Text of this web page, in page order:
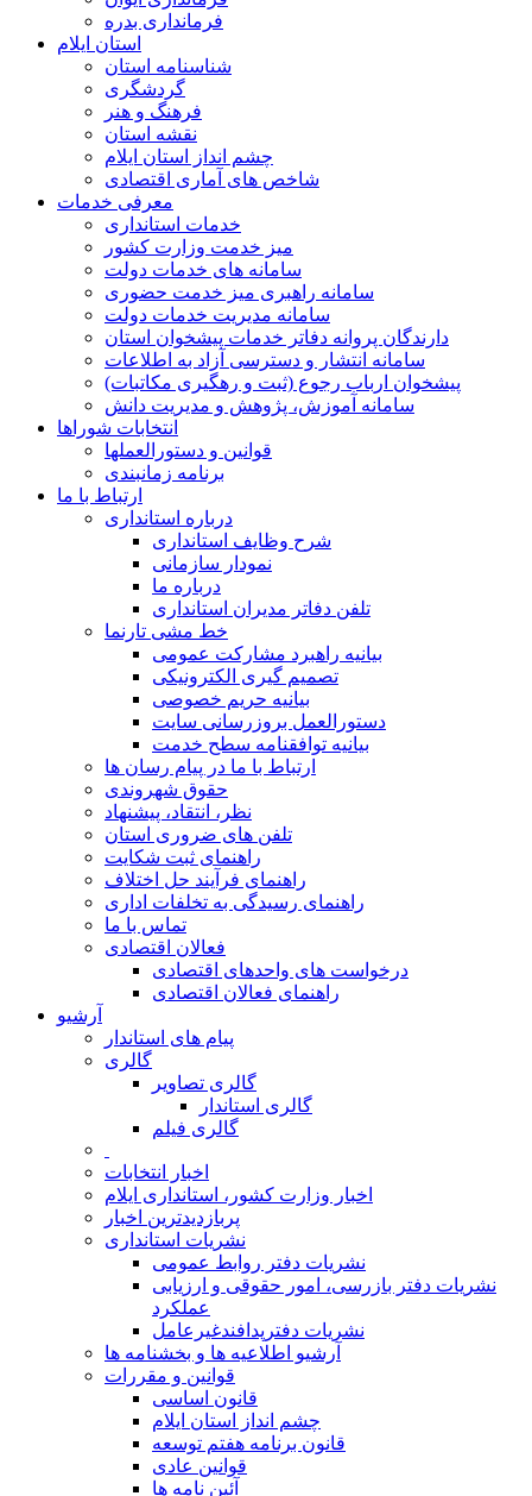
فرمانداری بدره
استان ایلام
شناسنامه استان
گردشگری
فرهنگ و هنر
نقشه استان
چشم انداز استان ایلام
شاخص های آماری اقتصادی
معرفی خدمات
خدمات استانداری
میز خدمت وزارت کشور
سامانه های خدمات دولت
سامانه راهبری میز خدمت حضوری
سامانه مدیریت خدمات دولت
دارندگان پروانه دفاتر خدمات پیشخوان استان
سامانه انتشار و دسترسی آزاد به اطلاعات
پیشخوان ارباب رجوع (ثبت و رهگیری مکاتبات)
سامانه آموزش، پژوهش و مدیریت دانش
انتخابات شوراها
قوانین و دستورالعملها
برنامه زمانبندی
ارتباط با ما
درباره استانداری
شرح وظایف استانداری
نمودار سازمانی
درباره ما
تلفن دفاتر مدیران استانداری
خط مشی تارنما
بیانیه راهبرد مشارکت عمومی
تصمیم گیری الکترونیکی
بیانیه حریم خصوصی
دستورالعمل بروزرسانی سایت
بیانیه توافقنامه سطح خدمت
ارتباط با ما در پیام رسان ها
حقوق شهروندی
نظر، انتقاد، پیشنهاد
تلفن های ضروری استان
راهنمای ثبت شکایت
راهنمای فرآیند حل اختلاف
راهنمای رسیدگی به تخلفات اداری
تماس با ما
فعالان اقتصادی
درخواست های واحدهای اقتصادی
راهنمای فعالان اقتصادی
آرشیو
پیام های استاندار
گالری
گالری تصاویر
گالری استاندار
گالری فیلم
اخبار انتخابات
اخبار وزارت کشور، استانداری ایلام
پربازدیدترین اخبار
نشریات استانداری
نشریات دفتر روابط عمومی
نشريات دفتر بازرسی، امور حقوقی و ارزيابی
عملکرد
نشريات دفترپدافندغيرعامل
آرشیو اطلاعیه ها و بخشنامه ها
قوانین و مقررات
قانون اساسی
چشم انداز استان ایلام
قانون برنامه هفتم توسعه
قوانین عادی
آئین نامه ها